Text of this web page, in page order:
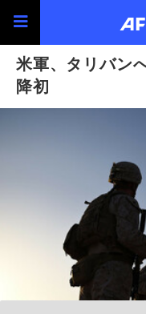
米軍、タリバン
降初